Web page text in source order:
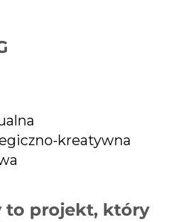
kreatywna
to projekt, który